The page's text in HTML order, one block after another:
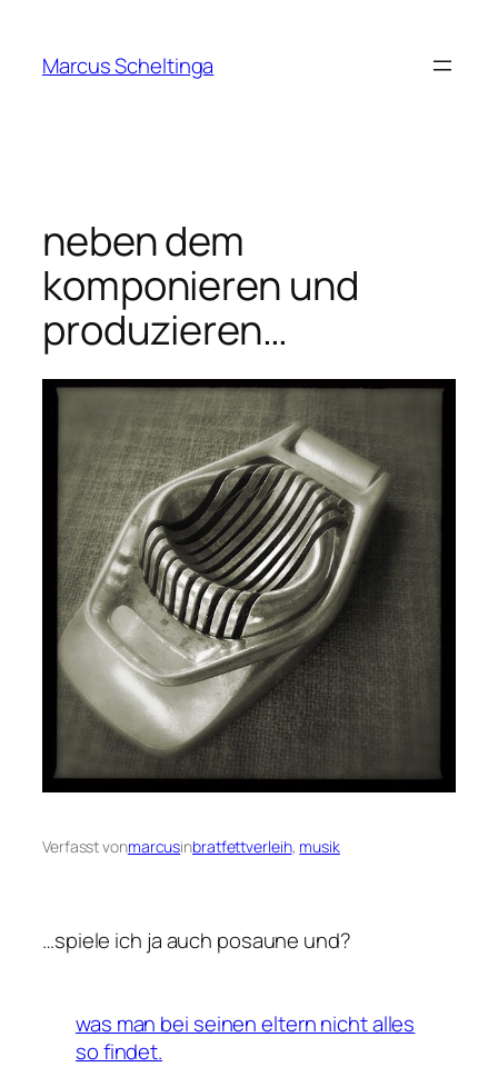
springen
Marcus Scheltinga
neben dem
komponieren und
produzieren…
Verfasst vonmarcusinbratfettverleih, musik
…spiele ich ja auch posaune und?
was man bei seinen eltern nicht alles
so findet.